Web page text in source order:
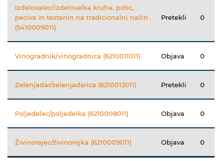
Izdelovalec/izdelovalka kruha, potic,
peciva in testenin na tradicionalni način
(5410009011)
Pretekli 0
Vinogradnik/vinogradnica (6210011011) Objava 0
Zelenjadar/zelenjadarica (6210012011) Pretekli 0
Poljedelec/poljedelka (6210008011) Objava 0
Živinorejec/živinorejka (6210009011) Objava 0